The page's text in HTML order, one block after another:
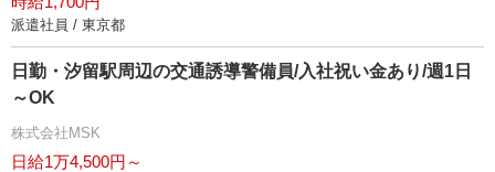
派遣社員 / 東京都
日勤・汐留駅周辺の交通誘導警備員/入社祝い金あり/週1日
～OK
株式会社MSK
日給1万4,500円～